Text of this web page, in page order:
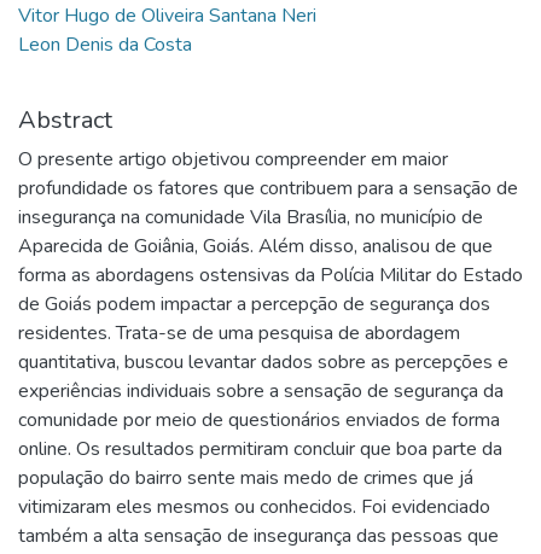
Vitor Hugo de Oliveira Santana Neri
Leon Denis da Costa
Abstract
O presente artigo objetivou compreender em maior
profundidade os fatores que contribuem para a sensação de
insegurança na comunidade Vila Brasília, no município de
Aparecida de Goiânia, Goiás. Além disso, analisou de que
forma as abordagens ostensivas da Polícia Militar do Estado
de Goiás podem impactar a percepção de segurança dos
residentes. Trata-se de uma pesquisa de abordagem
quantitativa, buscou levantar dados sobre as percepções e
experiências individuais sobre a sensação de segurança da
comunidade por meio de questionários enviados de forma
online. Os resultados permitiram concluir que boa parte da
população do bairro sente mais medo de crimes que já
vitimizaram eles mesmos ou conhecidos. Foi evidenciado
também a alta sensação de insegurança das pessoas que